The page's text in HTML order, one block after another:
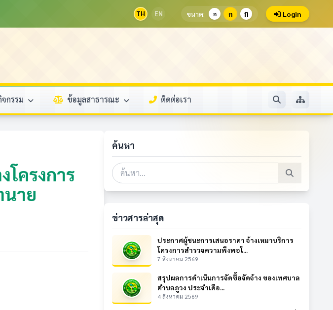
TH EN ขนาด: ก ก ก Login
กรรม ข้อมูลสาธารณะ ติดต่อเรา
โครงการ
นาย
ค้นหา
ข่าวสารล่าสุด
ประกาศผู้ชนะการเสนอราคา จ้างเหมาบริการ
โครงการสำรวจความพึงพอใ...
7 สิงหาคม 2569
สรุปผลการดำเนินการจัดซื้อจัดจ้าง ของเทศบาล
ตำบลภูวง ประจำเดือ...
4 สิงหาคม 2569